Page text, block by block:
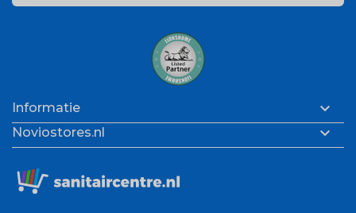
Informatie 
Noviostores.nl 